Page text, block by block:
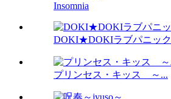
Insomnia
DOKI★DOKIラブパニック
プリンセス・キッス ～...